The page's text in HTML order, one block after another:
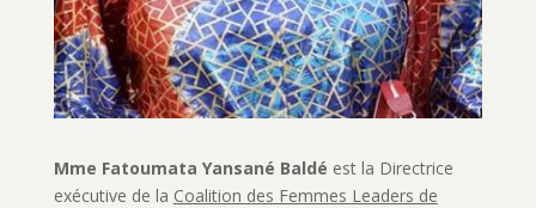
Mme Fatoumata Yansané Baldé est la Directrice
exécutive de la Coalition des Femmes Leaders de